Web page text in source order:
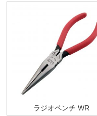
ラジオペンチ WR